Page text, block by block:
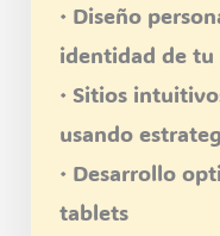
· Diseño
identidad de tu
· Sitios
usando
· Desarrollo
tablets